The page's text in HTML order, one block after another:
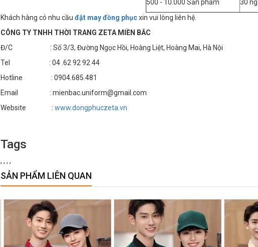
500 - 10.000 Sản phẩm
30
Khách hàng có nhu cầu đặt may đồng phụcxin vui lòng liên hệ.
CÔNG TY TNHH THỜI TRANG ZETA MIỀN BẮC
Đ/C : Số 3/3, Đường Ngọc Hồi, Hoàng Liệt, Hoàng Mai, Hà Nội
Tel : 04 .62 92 92 44
Hotline : 0904.685.481
Email : mienbac.uniform@gmail.com
Website : www.dongphuczeta.vn
Tags
, , , ,
SẢN PHẨM LIÊN QUAN